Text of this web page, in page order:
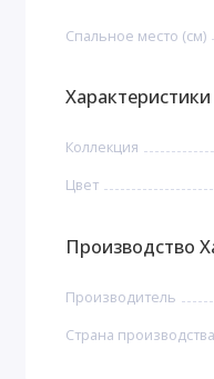
Спальное место (см)
Характеристики
Коллекция
Цвет
Производство
Производитель
Страна производства